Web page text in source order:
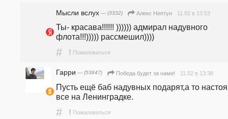
Мысли вслух — (3332) Алекс Нептун 11.02 в 13:53
Ты- красава!!!!!! )))))) адмирал надувного
флота!!!))))) рассмешил))))
# ! Пожаловаться
Гарри — (53847) Победа будет за нами! 11.02 в 13:38
Пусть ещё баб надувных подарят,а то
все на Ленинградке.
# ! Пожаловаться